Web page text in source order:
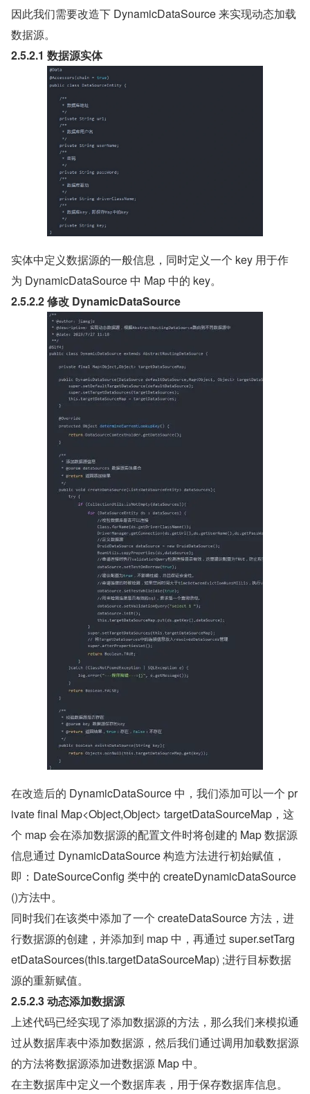
因此我们需要改造下 DynamicDataSource 来实现动态加载
数据源。
2.5.2.1 数据源实体
实体中定义数据源的一般信息，同时定义一个 key 用于作
为 DynamicDataSource 中 Map 中的 key。
2.5.2.2 修改 DynamicDataSource
在改造后的 DynamicDataSource 中，我们添加可以一个 pr
ivate final Map<Object,Object> targetDataSourceMap，这
个 map 会在添加数据源的配置文件时将创建的 Map 数据源
信息通过 DynamicDataSource 构造方法进行初始赋值，
即：DateSourceConfig 类中的 createDynamicDataSource
()方法中。
同时我们在该类中添加了一个 createDataSource 方法，进
行数据源的创建，并添加到 map 中，再通过 super.setTarg
etDataSources(this.targetDataSourceMap) ;进行目标数据
源的重新赋值。
2.5.2.3 动态添加数据源
上述代码已经实现了添加数据源的方法，那么我们来模拟通
过从数据库表中添加数据源，然后我们通过调用加载数据源
的方法将数据源添加进数据源 Map 中。
在主数据库中定义一个数据库表，用于保存数据库信息。